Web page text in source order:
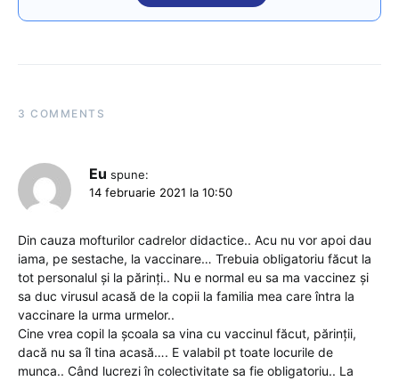
3 COMMENTS
Eu spune:
14 februarie 2021 la 10:50
Din cauza mofturilor cadrelor didactice.. Acu nu vor apoi dau
iama, pe sestache, la vaccinare… Trebuia obligatoriu făcut la
tot personalul și la părinți.. Nu e normal eu sa ma vaccinez și
sa duc virusul acasă de la copii la familia mea care întra la
vaccinare la urma urmelor..
Cine vrea copil la școala sa vina cu vaccinul făcut, părinții,
dacă nu sa îl tina acasă…. E valabil pt toate locurile de
munca.. Când lucrezi în colectivitate sa fie obligatoriu.. La